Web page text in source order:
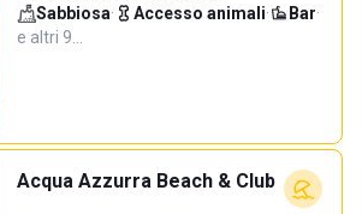
Sabbiosa· Accesso animali· Bar·
e altri 9…
Acqua Azzurra Beach & Club